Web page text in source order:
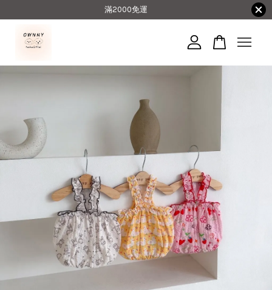
滿2000免運
您的購物車目前還是空的。
繼續購物